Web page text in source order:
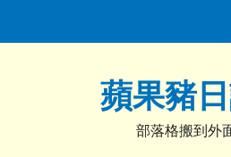
蘋果豬
部落格搬到外